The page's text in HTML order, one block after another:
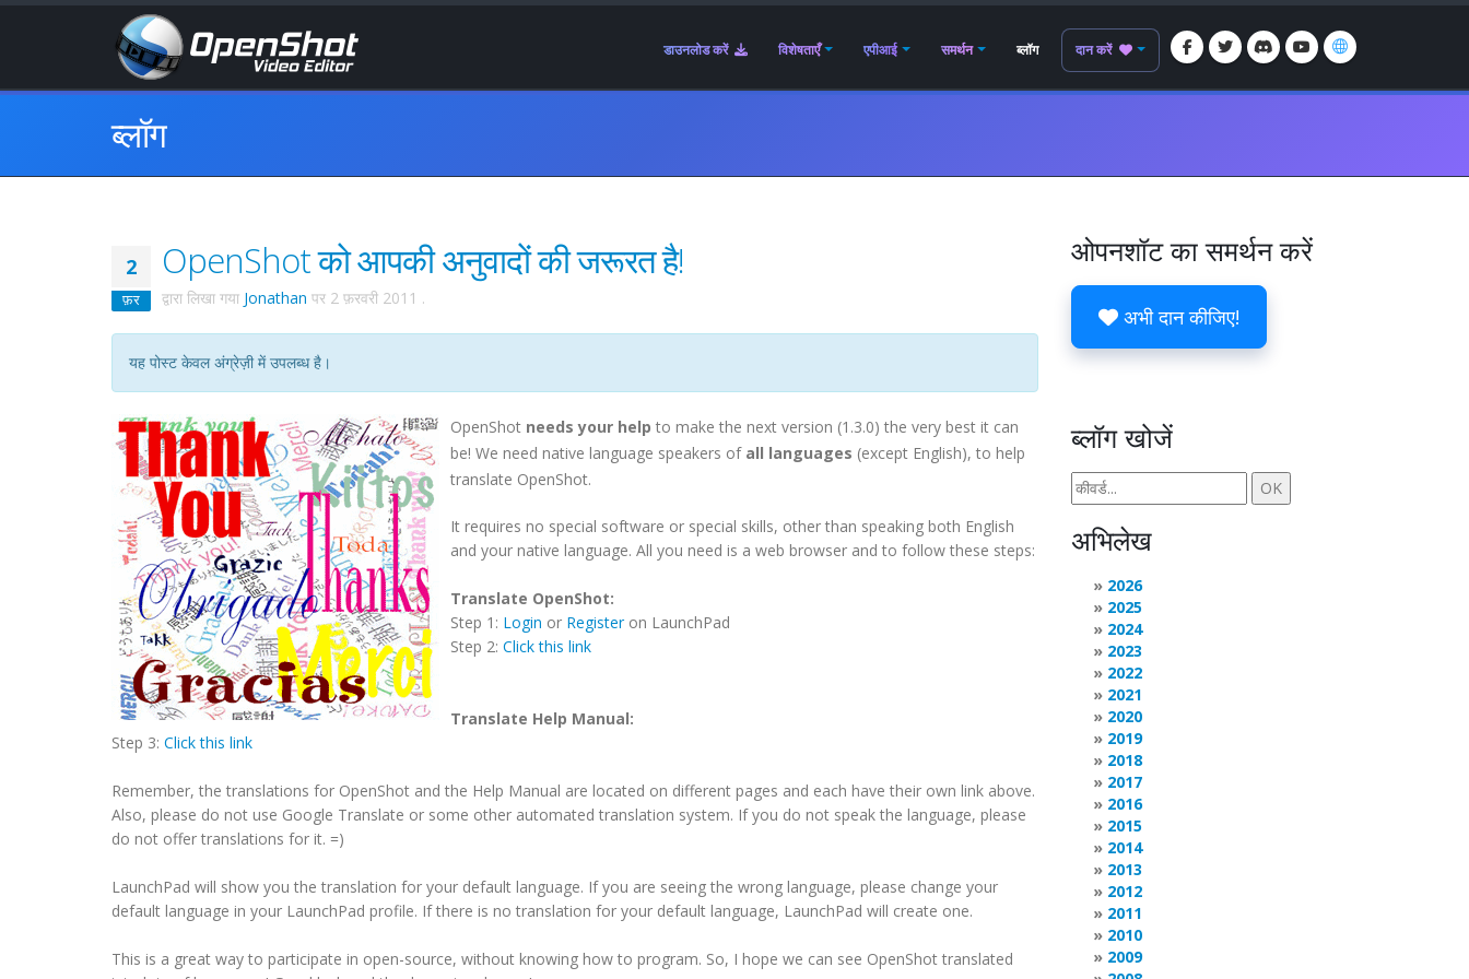
डाउनलोड करें विशेषताएँ एपीआई समर्थन ब्लॉग दान करें
ब्लॉग
2
फ़र
OpenShot को आपकी अनुवादों की जरूरत है!
द्वारा लिखा गया Jonathan पर 2 फ़रवरी 2011 .
यह पोस्ट केवल अंग्रेज़ी में उपलब्ध है।
OpenShot needs your help to make the next version (1.3.0) the very best it can
be! We need native language speakers of all languages (except English), to help
translate OpenShot.
It requires no special software or special skills, other than speaking both English
and your native language. All you need is a web browser and to follow these steps:
Translate OpenShot:
Step 1: Login or Registeron LaunchPad
Step 2: Click this link
Translate Help Manual:
Step 3: Click this link
Remember, the translations for OpenShot and the Help Manual are located on different pages and each have their own link above.
Also, please do not use Google Translate or some other automated translation system. If you do not speak the language, please
do not offer translations for it. =)
LaunchPad will show you the translation for your default language. If you are seeing the wrong language, please change your
default language in your LaunchPad profile. If there is no translation for your default language, LaunchPad will create one.
This is a great way to participate in open-source, without knowing how to program. So, I hope we can see OpenShot translated
ओपनशॉट का समर्थन करें
अभी दान कीजिए!
ब्लॉग खोजें
अभिलेख
2026
2025
2024
2023
2022
2021
2020
2019
2018
2017
2016
2015
2014
2013
2012
2011
2010
2009